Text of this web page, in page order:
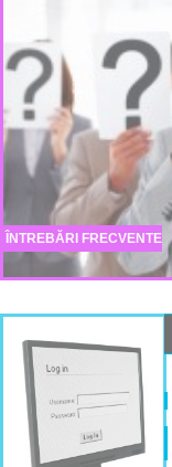
ÎNTREBĂRI FRECVENTE